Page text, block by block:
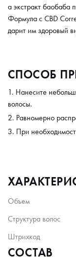
а экстракт баобаба
Формула с CBD
дарит им здоровый
СПОСОБ
Нанесите
волосы.
Равномерно
При
Объем
Структура волос
Штрихкод
СОСТАВ